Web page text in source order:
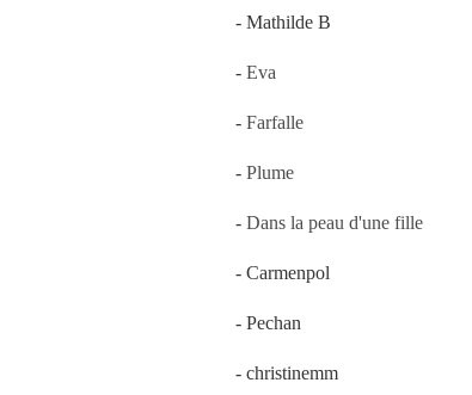
- Mathilde B
- Eva
- Farfalle
- Plume
- Dans la peau d'une fille
- Carmenpol
- Pechan
- christinemm